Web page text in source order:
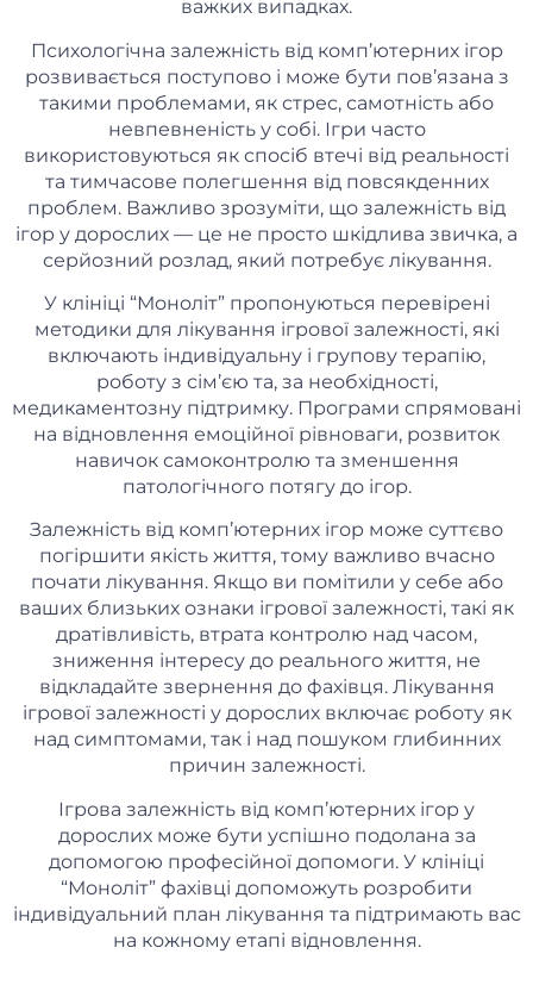
важких випадках.
Психологічна залежність від комп’ютерних ігор
розвивається поступово і може бути пов’язана з
такими проблемами, як стрес, самотність або
невпевненість у собі. Ігри часто
використовуються як спосіб втечі від реальності
та тимчасове полегшення від повсякденних
проблем. Важливо зрозуміти, що залежність від
ігор у дорослих — це не просто шкідлива звичка, а
серйозний розлад, який потребує лікування.
У клініці “Моноліт” пропонуються перевірені
методики для лікування ігрової залежності, які
включають індивідуальну і групову терапію,
роботу з сім’єю та, за необхідності,
медикаментозну підтримку. Програми спрямовані
на відновлення емоційної рівноваги, розвиток
навичок самоконтролю та зменшення
патологічного потягу до ігор.
Залежність від комп’ютерних ігор може суттєво
погіршити якість життя, тому важливо вчасно
почати лікування. Якщо ви помітили у себе або
ваших близьких ознаки ігрової залежності, такі як
дратівливість, втрата контролю над часом,
зниження інтересу до реального життя, не
відкладайте звернення до фахівця. Лікування
ігрової залежності у дорослих включає роботу як
над симптомами, так і над пошуком глибинних
причин залежності.
Ігрова залежність від комп’ютерних ігор у
дорослих може бути успішно подолана за
допомогою професійної допомоги. У клініці
“Моноліт” фахівці допоможуть розробити
індивідуальний план лікування та підтримають вас
на кожному етапі відновлення.​